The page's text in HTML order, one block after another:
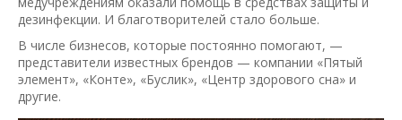
дезинфекции. И благотворителей стало больше.
В числе бизнесов, которые постоянно помогают, —
представители известных брендов — компании «Пятый
элемент», «Конте», «Буслик», «Центр здорового сна» и
другие.